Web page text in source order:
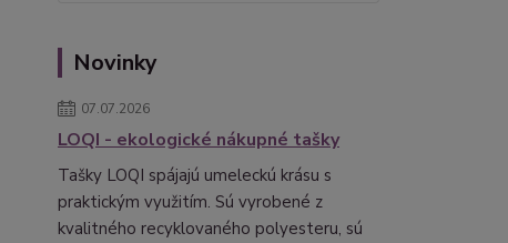
Novinky
07.07.2026
LOQI - ekologické nákupné tašky
Tašky LOQI spájajú umeleckú krásu s
praktickým využitím. Sú vyrobené z
kvalitného recyklovaného polyesteru, sú